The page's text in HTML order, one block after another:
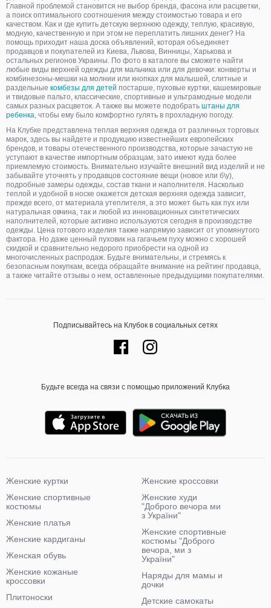
Главной проблемой становится не выбор бренда, фасона или расцветки,
а поиск оптимального соотношения между стоимостью товара и его
качеством. Как и где купить детскую верхнюю одежду, теплую, красивую,
модную, качественную и при этом не переплатить лишних денег? На
помощь приходит наша доска объявлений, которая объединяет
продавцов и покупателей из Киева, Львова, Винницы, Харькова и
остальных регионов Украины. По фото в каталоге вы сможете найти
любые виды верхней одежды для мальчика или для девочки: конверты и
комбинезоны-мешки на молнии или кнопках для малышей, слитные и
раздельные комбезы для детей постарше, пуховые куртки, кашемировые
и твидовые пальто, классические, спортивные и ультрамодные модели
самых разных расцветок. А также вы можете подобрать штаны для
ребенка, чтобы ему было комфортно гулять в прохладную погоду.
На Клубке представлена теплая верхняя одежда от различных торговых
марок, здесь вы найдете и продукцию известнейших европейских
брендов, и товары отечественного производства, которые зачастую не
уступают в качестве импортным образцам, зато имеют куда более
приемлемую стоимость. Внимательно изучайте внешний вид изделий и не
забывайте уточнять у продавцов состояние вещи (новое или б\у),
подробные замеры одежды, состав ткани и наполнителя. Насколько
теплой и удобной в носке окажется детская верхняя одежда зависит,
прежде всего, от материала утеплителя, а это может быть как пух или
натуральная овчина, так и любой из инновационных синтетических
наполнителей, которые активно используются сегодня в производстве
одежды. Цена готового изделия также напрямую зависит от упомянутого
фактора. Но даже ценный пуховик на гагачьем пуху можно с хорошей
скидкой и сравнительно недорого приобрести на одной из
многочисленных распродаж. Будьте внимательны, и стремясь к
безопасным покупкам, всегда обращайте внимание на рейтинг продавца,
а также читайте отзывы о нем, оставленные предыдущими покупателями.
Подписывайтесь на Клубок в социальных сетях
Будьте всегда на связи с помощью приложений Клубка
Женские куртки
Женские спортивные
костюмы
Женские платья
Женские кардиганы
Женская обувь
Женские кожаные
кроссовки
Плитоноски
Женские кроссовки
Женские худи
"Доброго вечора ми
з України"
Женские спортивные
костюмы "Доброго
вечора, ми з
України"
Наряды для мамы и
дочки
Детские самокаты